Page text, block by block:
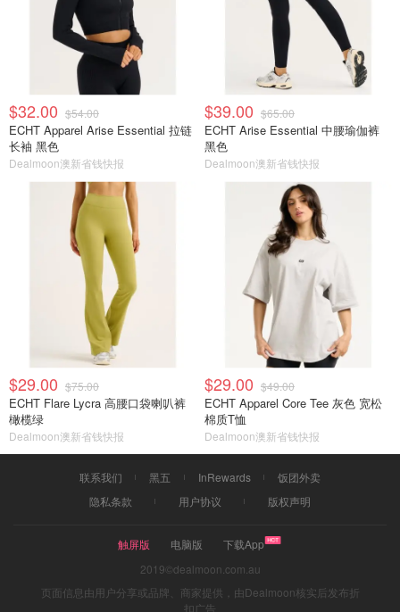
$32.00 $54.00
ECHT Apparel Arise Essential 拉链
长袖 黑色
Dealmoon澳新省钱快报
$39.00 $65.00
ECHT Arise Essential 中腰瑜伽裤
黑色
Dealmoon澳新省钱快报
$29.00 $75.00
ECHT Flare Lycra 高腰口袋喇叭裤
橄榄绿
Dealmoon澳新省钱快报
$29.00 $49.00
ECHT Apparel Core Tee 灰色 宽松
棉质T恤
Dealmoon澳新省钱快报
联系我们 黑五 InRewards
饭团外卖
隐私条款
用户协议 版权声明
触屏版 电脑版
下载App
2019©dealmoon.com.au
页面信息由用户分享或品牌、商家提供，由Dealmoon核实后发布折
扣广告